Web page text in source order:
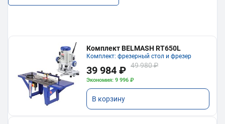
Комплект BELMASH RT650L
Комплект: фрезерный стол и фрезер
39 984 ₽ 49 980 ₽
Экономия: 9 996 ₽
В корзину